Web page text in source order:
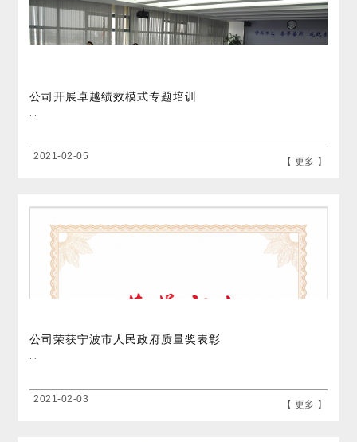
公司开展卓越绩效模式专题培训
2021-02-05 【 更多 】
公司荣获宁波市人民政府质量奖表彰
2021-02-03 【 更多 】